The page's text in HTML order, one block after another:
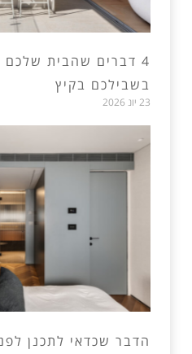
4 דברים שהבית שלכם
בשבילכם בקיץ
23 יונ 2026
הדבר שכדאי לתכנן